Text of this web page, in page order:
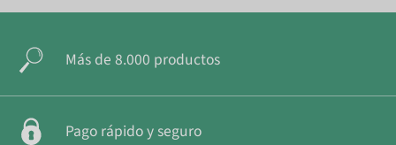
Más de 8.000 productos
Pago rápido y seguro